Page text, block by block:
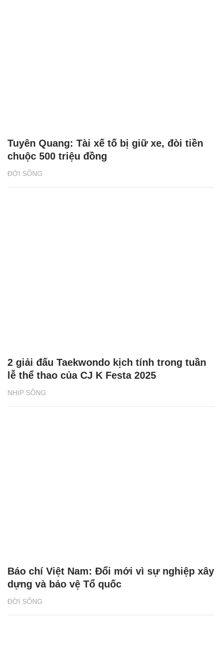
ĐỜI SỐNG
Tuyên Quang: Tài xế tố bị giữ xe, đòi tiền
chuộc 500 triệu đồng
NHỊP SỐNG
2 giải đấu Taekwondo kịch tính trong tuần
lễ thể thao của CJ K Festa 2025
ĐỜI SỐNG
Báo chí Việt Nam: Đổi mới vì sự nghiệp xây
dựng và bảo vệ Tổ quốc